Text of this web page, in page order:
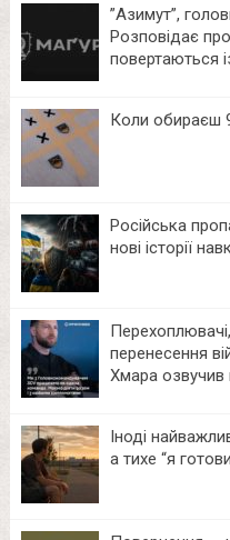
⁨”Азимут”,
Розповідає
повертаються
Коли обираєш
Російська
нові історії
перенесення
Хмара озвучив
Іноді
а тихе “я